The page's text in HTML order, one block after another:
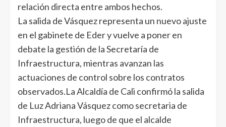
relación directa entre ambos hechos.
La salida de Vásquez representa un nuevo ajuste
en el gabinete de Eder y vuelve a poner en
debate la gestión de la Secretaría de
Infraestructura, mientras avanzan las
actuaciones de control sobre los contratos
observados.La Alcaldía de Cali confirmó la salida
de Luz Adriana Vásquez como secretaria de
Infraestructura, luego de que el alcalde